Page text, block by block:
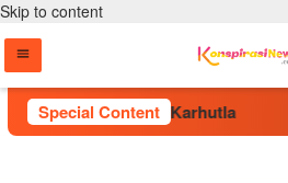
Skip to content
Special Content
Kurangi Risiko Karhutla